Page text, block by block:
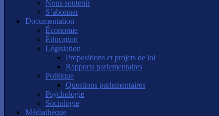
Nous soutenir
S’abonner
Documentation
Économie
Éducation
Législation
Propositions et projets de loi
Rapports parlementaires
Politique
Questions parlementaires
Psychologie
Sociologie
Médiathèque